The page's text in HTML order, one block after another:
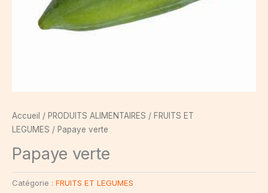
Accueil / PRODUITS ALIMENTAIRES / FRUITS ET
LEGUMES / Papaye verte
Papaye verte
Catégorie : FRUITS ET LEGUMES